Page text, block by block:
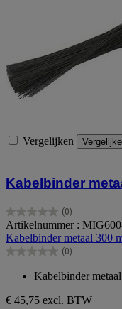
Vergelijken
Kabelbinder
(0)
0.0
van
de
5
Artikelnummer :
Kabelbinder metaal 300
(0)
0.0
5
Kabelbinder
€ 45,75 excl. BTW